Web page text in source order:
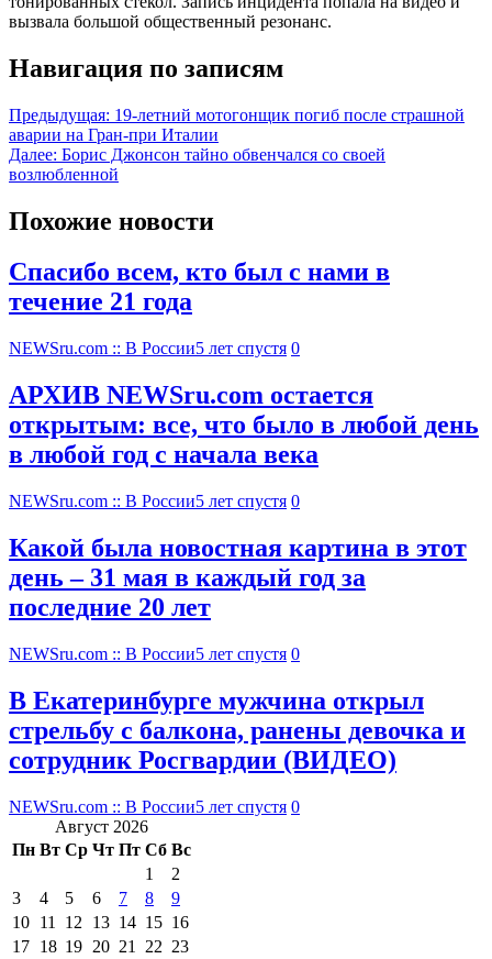
вызвала большой общественный резонанс.
Навигация по записям
Предыдущая: 19-летний мотогонщик погиб после страшной
аварии на Гран-при Италии
Далее: Борис Джонсон тайно обвенчался со своей
возлюбленной
Похожие новости
Спасибо всем, кто был с нами в
течение 21 года
NEWSru.com :: В России5 лет спустя 0
АРХИВ NEWSru.com остается
открытым: все, что было в любой день
в любой год с начала века
NEWSru.com :: В России5 лет спустя 0
Какой была новостная картина в этот
день – 31 мая в каждый год за
последние 20 лет
NEWSru.com :: В России5 лет спустя 0
В Екатеринбурге мужчина открыл
стрельбу с балкона, ранены девочка и
сотрудник Росгвардии (ВИДЕО)
NEWSru.com :: В России5 лет спустя 0
Август 2026
Пн Вт Ср Чт Пт Сб Вс
1
2
3
4 5 6 7 8
9
10 11 12 13 14 15 16
17 18 19 20 21 22 23